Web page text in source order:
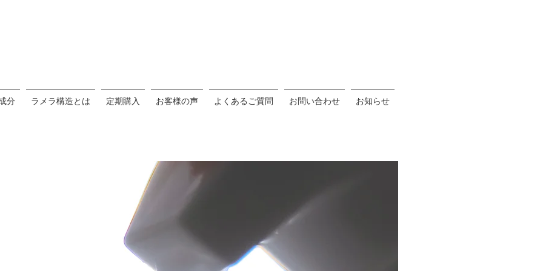
分 ラメラ構造とは 定期購入 お客様の声 よくあるご質問 お問い合わせ お知らせ